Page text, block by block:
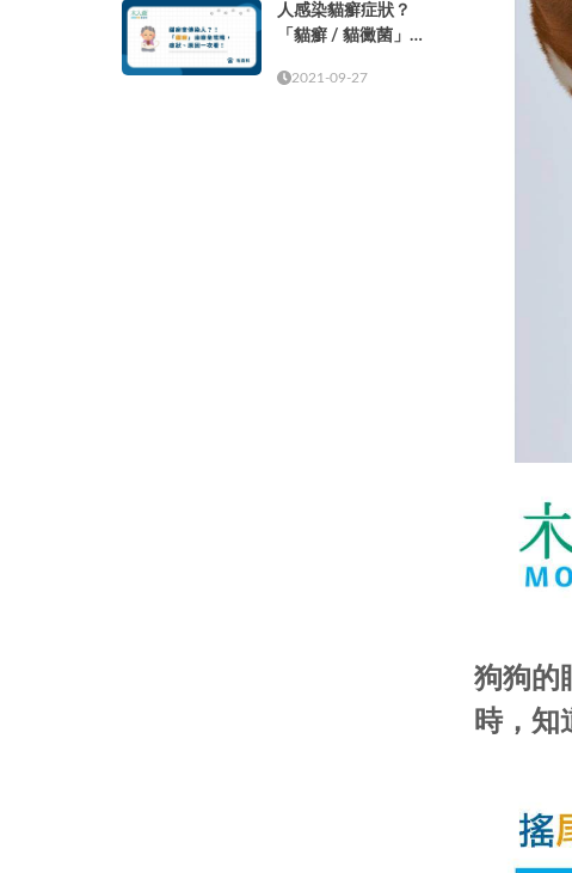
狗狗的
時，知
人感染貓癬症狀？
「貓癬 / 貓黴菌」治
因一次看！
2021-09-27